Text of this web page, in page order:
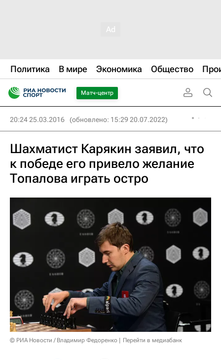
Политика В мире Экономика Общество
Матч-центр
20:24 25.03.2016 (обновлено: 15:29 20.07.2022)
Шахматист Карякин заявил, что
к победе его привело желание
Топалова играть остро
© РИА Новости / Владимир Федоренко Перейти в медиабанк